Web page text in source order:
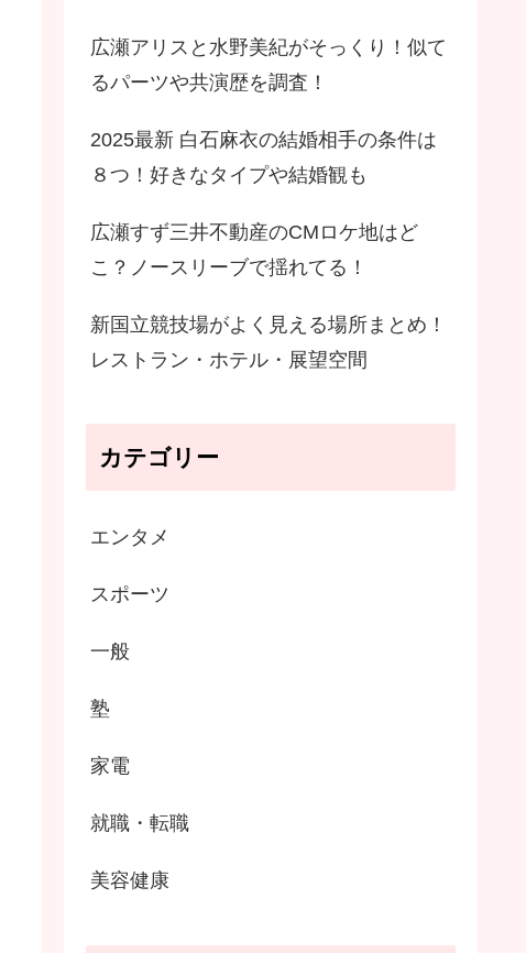
広瀬アリスと水野美紀がそっくり！似て
るパーツや共演歴を調査！
2025最新 白石麻衣の結婚相手の条件は
８つ！好きなタイプや結婚観も
広瀬すず三井不動産のCMロケ地はど
こ？ノースリーブで揺れてる！
新国立競技場がよく見える場所まとめ！
レストラン・ホテル・展望空間
カテゴリー
エンタメ
スポーツ
一般
塾
家電
就職・転職
美容健康